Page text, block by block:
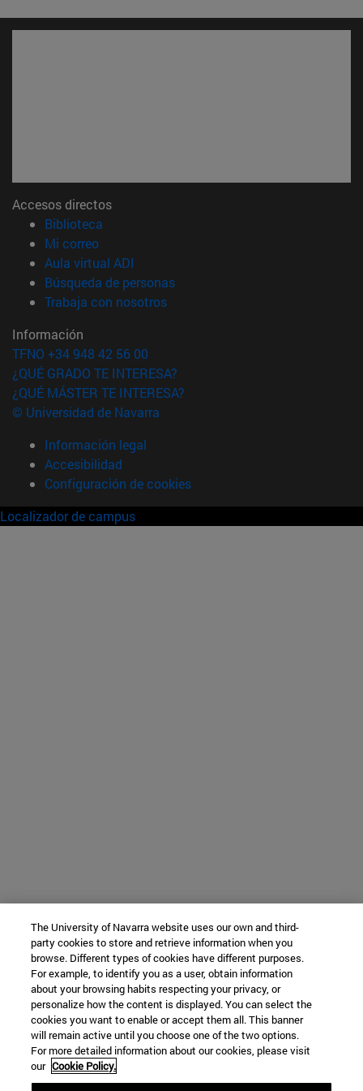
Accesos directos
Biblioteca
Mi correo(abre en nueva ventana)
Aula virtual ADI
Búsqueda de personas(abre en nueva ventana)
Trabaja con nosotros(abre en nueva ventana)
Información
TFNO +34 948 42 56 00
¿QUÉ GRADO TE INTERESA?
¿QUÉ MÁSTER TE INTERESA?
© Universidad de Navarra
Información legal
Accesibilidad
Configuración de cookies
Localizador de campus
The University of Navarra website uses our own and third-
party cookies to store and retrieve information when you
browse. Different types of cookies have different purposes.
For example, to identify you as a user, obtain information
about your browsing habits respecting your privacy, or
personalize how the content is displayed. You can select the
cookies you want to enable or accept them all. This banner
will remain active until you choose one of the two options.
For more detailed information about our cookies, please visit
our Cookie Policy.